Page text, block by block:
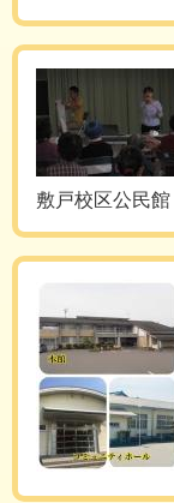
敷戸校区公民館